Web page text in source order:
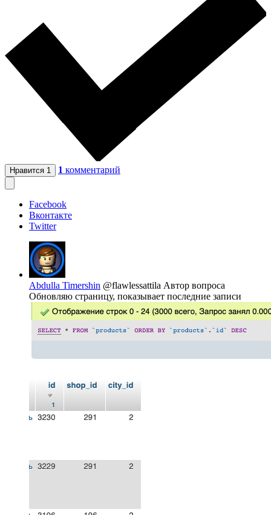
Нравится 1 1 комментарий
Facebook
Вконтакте
Twitter
Abdulla Timershin @flawlessattila Автор вопроса
Обновляю страницу, показывает последние записи